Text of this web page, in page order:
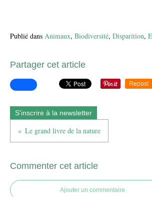
Publié dans Animaux, Biodiversité, Disparition,
Partager cet article
Repost
S'inscrire à la newsletter
Le grand livre de la nature
Commenter cet article
Ajouter un commentaire